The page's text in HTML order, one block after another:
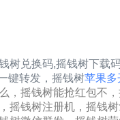
树兑换码,摇钱树下载
键转发， 摇钱树苹果多
，摇钱树能抢红包不
钱树注册机，摇钱